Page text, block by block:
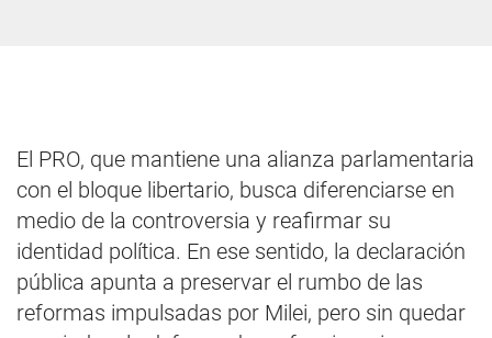
El PRO, que mantiene una alianza parlamentaria
con el bloque libertario, busca diferenciarse en
medio de la controversia y reafirmar su
identidad política. En ese sentido, la declaración
pública apunta a preservar el rumbo de las
reformas impulsadas por Milei, pero sin quedar